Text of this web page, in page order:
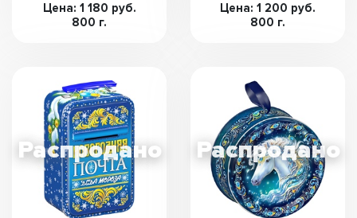
Цена: 1 180 руб.
800 г.
Цена: 1 200 руб.
800 г.